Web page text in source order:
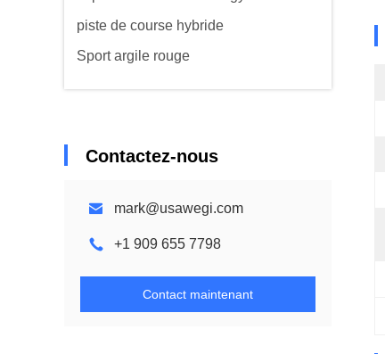
piste de course hybride
Sport argile rouge
Contactez-nous
mark@usawegi.com
+1 909 655 7798
Contact maintenant